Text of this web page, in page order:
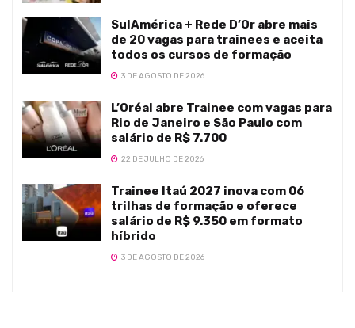
SulAmérica + Rede D’Or abre mais
de 20 vagas para trainees e aceita
todos os cursos de formação
3 DE AGOSTO DE 2026
L’Oréal abre Trainee com vagas para
Rio de Janeiro e São Paulo com
salário de R$ 7.700
22 DE JULHO DE 2026
Trainee Itaú 2027 inova com 06
trilhas de formação e oferece
salário de R$ 9.350 em formato
híbrido
3 DE AGOSTO DE 2026